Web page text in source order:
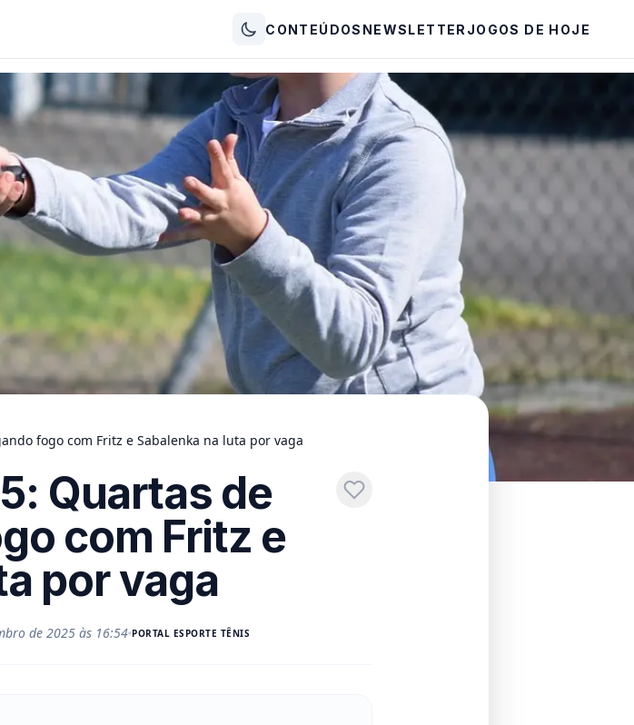
CONTEÚDOS NEWSLETTER JOGOS DE HOJE
fogo com Fritz e Sabalenka na luta por vaga
Quartas de
com Fritz e
por vaga
de 2025 às 16:54 PORTAL ESPORTE TÊNIS